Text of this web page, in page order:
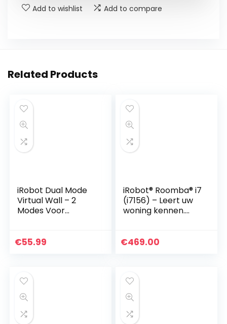
Add to wishlist Add to compare
Related Products
iRobot Dual Mode
Virtual Wall – 2
Modes Voor
– 2 Stuks
€55.99
iRobot® Roomba® i7
(i7156) – Leert uw
woning kennen.
€469.00